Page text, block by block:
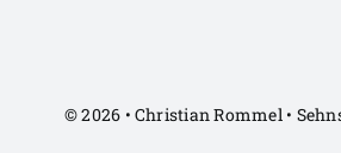
© 2026 • Christian Rommel •